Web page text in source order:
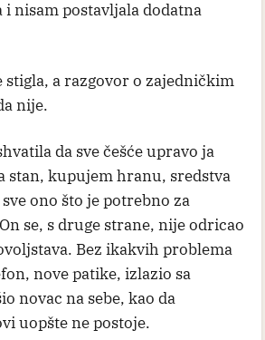
i nisam postavljala dodatna
stigla, a razgovor o zajedničkim
nije.
da sve češće upravo ja
stan, kupujem hranu, sredstva
ono što je potrebno za
se, s druge strane, nije odricao
Bez ikakvih problema
nove patike, izlazio sa
novac na sebe, kao da
uopšte ne postoje.